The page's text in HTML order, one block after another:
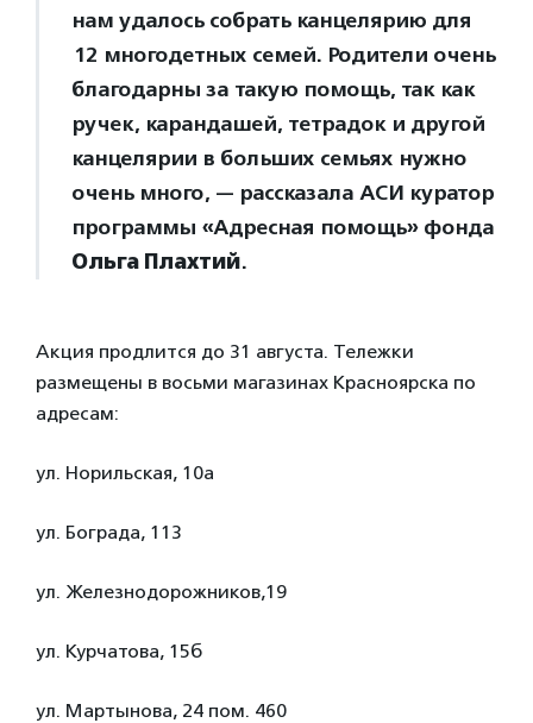
нам удалось собрать канцелярию для
12 многодетных семей. Родители очень
благодарны за такую помощь, так как
ручек, карандашей, тетрадок и другой
канцелярии в больших семьях нужно
очень много, — рассказала АСИ куратор
программы «Адресная помощь» фонда
Ольга Плахтий.
Акция продлится до 31 августа. Тележки
размещены в восьми магазинах Красноярска по
адресам:
ул. Норильская, 10а
ул. Бограда, 113
ул. Железнодорожников,19
ул. Курчатова, 15б
ул. Мартынова, 24 пом. 460